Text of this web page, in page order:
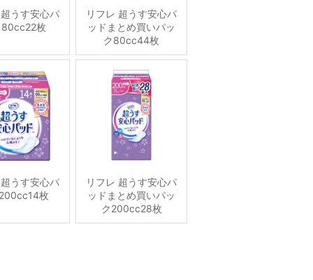
うす安心パ
80cc22枚
リフレ 超うす安心パ
ッドまとめ買いパッ
ク80cc44枚
うす安心パ
枚
リフレ 超うす安心パ
ッドまとめ買いパッ
ク200cc28枚